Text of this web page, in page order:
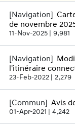
de novembre
11-Nov-2025 9,981
l'itinéraire
23-Feb-2022 2,279
Avis
01-Apr-2021 4,242